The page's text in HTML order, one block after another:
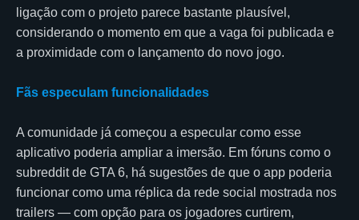
ligação com o projeto parece bastante plausível,
considerando o momento em que a vaga foi publicada e
a proximidade com o lançamento do novo jogo.
Fãs especulam funcionalidades
A comunidade já começou a especular como esse
aplicativo poderia ampliar a imersão. Em fóruns como o
subreddit de GTA 6, há sugestões de que o app poderia
funcionar como uma réplica da rede social mostrada nos
trailers — com opção para os jogadores curtirem,